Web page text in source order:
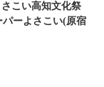
こい高知文化祭
パーよさこい(原宿